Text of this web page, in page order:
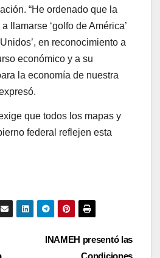
“He ordenado que la
llamarse ‘golfo de América’
en reconocimiento a
económico y a su
la economía de nuestra
que todos los mapas y
federal reflejen esta
INAMEH presentó las